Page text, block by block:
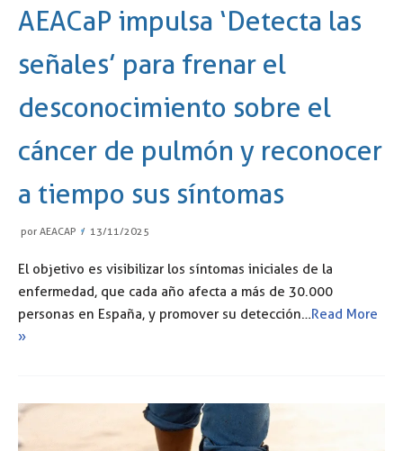
AEACaP impulsa ‘Detecta las
señales’ para frenar el
desconocimiento sobre el
cáncer de pulmón y reconocer
a tiempo sus síntomas
por AEACAP 13/11/2025
El objetivo es visibilizar los síntomas iniciales de la
enfermedad, que cada año afecta a más de 30.000
personas en España, y promover su detección…Read More
»